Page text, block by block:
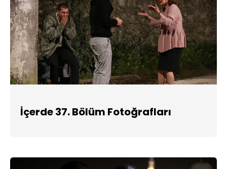
İçerde 37. Bölüm Fotoğrafları